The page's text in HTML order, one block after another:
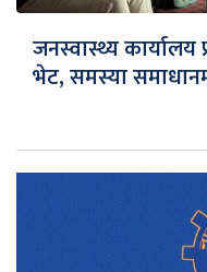
जनस्वास्थ्य
भेट, समस्या